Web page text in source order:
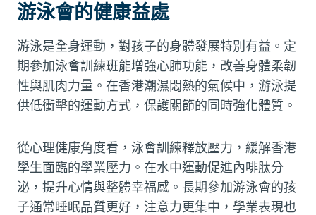
游泳會的健康益處
游泳是全身運動，對孩子的身體發展特別有益。定
期參加泳會訓練班能增強心肺功能，改善身體柔韌
性與肌肉力量。在香港潮濕悶熱的氣候中，游泳提
供低衝擊的運動方式，保護關節的同時強化體質。
從心理健康角度看，泳會訓練釋放壓力，緩解香港
學生面臨的學業壓力。在水中運動促進內啡肽分
泌，提升心情與整體幸福感。長期參加游泳會的孩
子通常睡眠品質更好，注意力更集中，學業表現也